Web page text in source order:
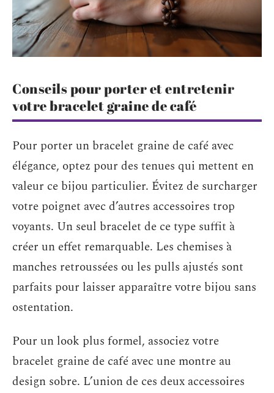
Conseils pour porter et entretenir
votre bracelet graine de café
Pour porter un bracelet graine de café avec
élégance, optez pour des tenues qui mettent en
valeur ce bijou particulier. Évitez de surcharger
votre poignet avec d’autres accessoires trop
voyants. Un seul bracelet de ce type suffit à
créer un effet remarquable. Les chemises à
manches retroussées ou les pulls ajustés sont
parfaits pour laisser apparaître votre bijou sans
ostentation.
Pour un look plus formel, associez votre
bracelet graine de café avec une montre au
design sobre. L’union de ces deux accessoires